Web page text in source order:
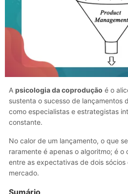
A psicologia da coprodução é o
sustenta o sucesso de lançamentos
como especialistas e estrategistas
constante.
No calor de um lançamento, o que
raramente é apenas o algoritmo; é
entre as expectativas de dois sócios
mercado.
Sumário